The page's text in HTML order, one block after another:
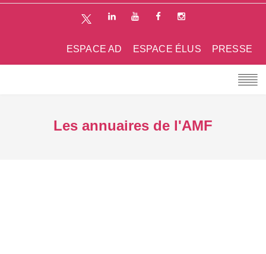
PRESSE
ESPACE ÉLUS
ESPACE AD
Les annuaires de l'AMF